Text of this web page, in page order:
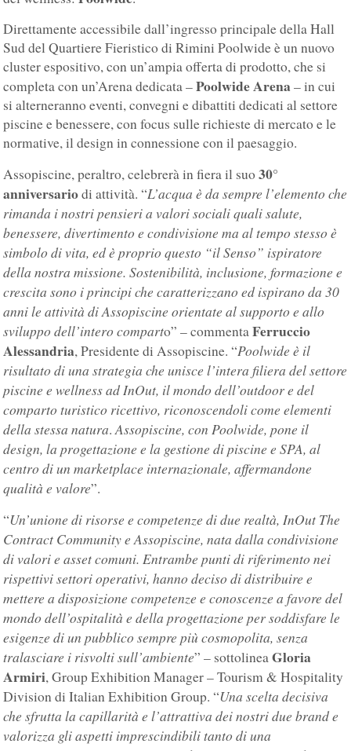
Direttamente accessibile dall’ingresso principale della Hall
Sud del Quartiere Fieristico di Rimini Poolwide è un nuovo
cluster espositivo, con un’ampia offerta di prodotto, che si
completa con un’Arena dedicata –Poolwide Arena – in cui
si alterneranno eventi, convegni e dibattiti dedicati al settore
piscine e benessere, con focus sulle richieste di mercato e le
normative, il design in connessione con il paesaggio.
Assopiscine, peraltro, celebrerà in fiera il suo30°
anniversariodi attività. “L’acqua è da sempre l’elemento che
rimanda i nostri pensieri a valori sociali quali salute,
benessere, divertimento e condivisione ma al tempo stesso è
simbolo di vita, ed è proprio questo “il Senso” ispiratore
della nostra missione. Sostenibilità, inclusione, formazione e
crescita sono i principi che caratterizzano ed ispirano da 30
anni le attività di Assopiscine orientate al supporto e allo
sviluppo dell’intero comparto” – commentaFerruccio
Alessandria, Presidente di Assopiscine. “Poolwide è il
risultato di una strategia che unisce l’intera filiera del settore
piscine e wellness ad InOut, il mondo dell’outdoor e del
comparto turistico ricettivo, riconoscendoli come elementi
della stessa natura.Assopiscine, con Poolwide, pone il
design, la progettazione e la gestione di piscine e SPA, al
centro di un marketplace internazionale, affermandone
qualità e valore”.
“Un’unione di risorse e competenze di due realtà, InOut The
Contract Community e Assopiscine, nata dalla condivisione
di valori e asset comuni. Entrambe punti di riferimento nei
rispettivi settori operativi, hanno deciso di distribuire e
mettere a disposizione competenze e conoscenze a favore del
mondo dell’ospitalità e della progettazione per soddisfare le
esigenze di un pubblico sempre più cosmopolita, senza
tralasciare i risvolti sull’ambiente” – sottolineaGloria
Armiri, Group Exhibition Manager – Tourism & Hospitality
Division di Italian Exhibition Group. “Una scelta decisiva
che sfrutta la capillarità e l’attrattiva dei nostri due brand e
valorizza gli aspetti imprescindibili tanto di una